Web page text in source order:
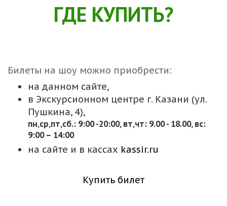
ГДЕ КУПИТЬ?
Билеты на шоу можно приобрести:
на данном сайте,
в Экскурсионном центре г. Казани (ул.
Пушкина, 4),
пн,cр,пт,сб.: 9:00 -20:00, вт,чт: 9.00 - 18.00, вс:
9:00 – 14:00
на сайте и в кассах kassir.ru
Купить билет